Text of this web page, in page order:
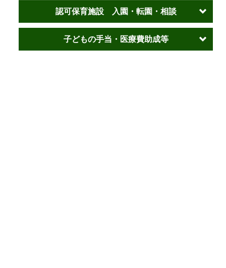
認可保育施設 入園・転園・相談
子どもの手当・医療費助成等